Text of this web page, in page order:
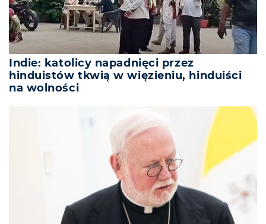
Indie: katolicy napadnięci przez
hinduistów tkwią w więzieniu, hinduiści
na wolności